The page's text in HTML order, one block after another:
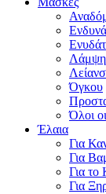
Όγκου
Όλοι
Έλαια
Για
Για
Για το
Για